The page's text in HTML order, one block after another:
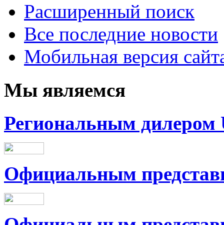
Расширенный поиск
Все последние новости
Мобильная версия
Мы являемся
Региональным дилером
Официальным